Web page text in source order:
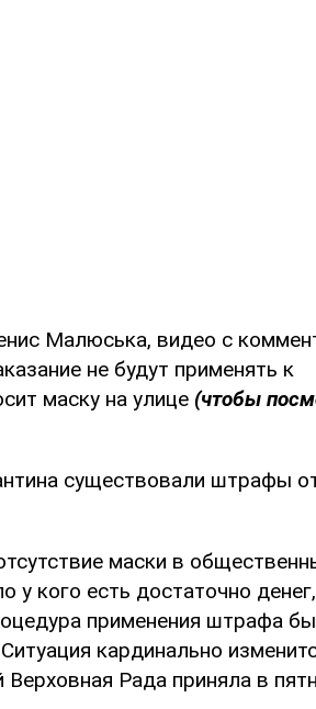
Малюська, видео с
не будут применять к
маску на улице (чтобы
существовали штрафы
маски в
кого есть достаточно
применения штрафа
кардинально
Верховная Рада приняла в